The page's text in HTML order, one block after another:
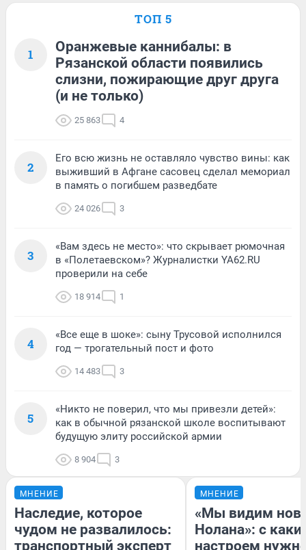
ТОП 5
1
Оранжевые каннибалы: в
Рязанской области появились
слизни, пожирающие друг друга
(и не только)
25 863 4
2
Его всю жизнь не оставляло чувство вины: как
выживший в Афгане сасовец сделал мемориал
в память о погибшем разведбате
24 026 3
3
«Вам здесь не место»: что скрывает рюмочная
в «Полетаевском»? Журналистки YA62.RU
проверили на себе
18 914 1
4
«Все еще в шоке»: сыну Трусовой исполнился
год — трогательный пост и фото
14 483 3
5
«Никто не поверил, что мы привезли детей»:
как в обычной рязанской школе воспитывают
будущую элиту российской армии
8 904 3
МНЕНИЕ
Наследие, которое
чудом не развалилось:
транспортный эксперт
МНЕНИЕ
«Мы видим
Нолана»: с
настроем